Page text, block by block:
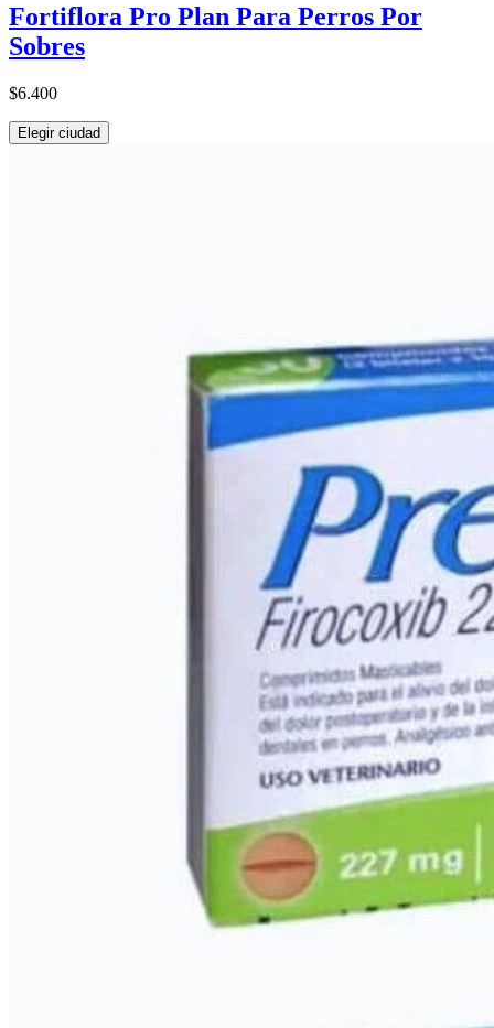
Fortiflora Pro Plan Para Perros Por
Sobres
$6.400
Elegir ciudad